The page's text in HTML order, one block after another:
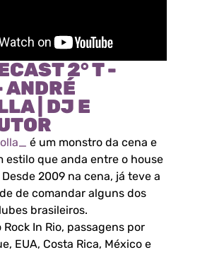
2° T -
| DJ E
é um monstro da cena e
estilo que anda entre o house
2009 na cena, já teve a
de comandar alguns dos
brasileiros.
Rock In Rio, passagens por
EUA, Costa Rica, México e